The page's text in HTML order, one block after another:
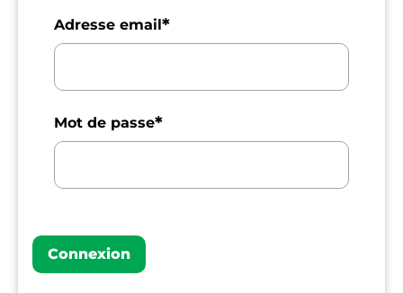
Adresse email*
Mot de passe*